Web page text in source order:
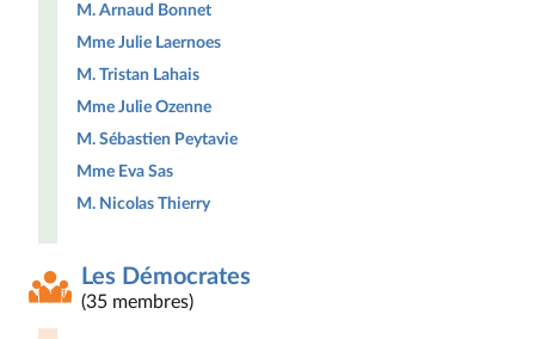
M. Arnaud Bonnet
Mme Julie Laernoes
M. Tristan Lahais
Mme Julie Ozenne
M. Sébastien Peytavie
Mme Eva Sas
M. Nicolas Thierry
Les Démocrates
(35 membres)